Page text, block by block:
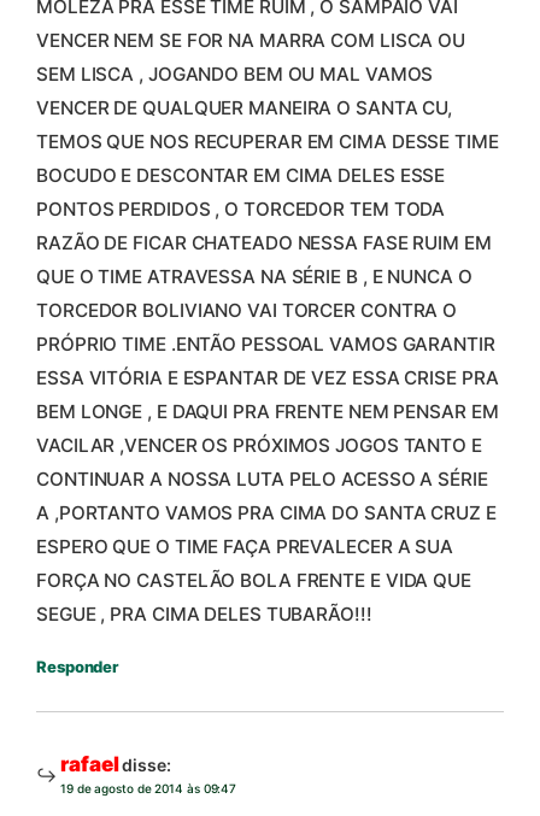
MOLEZA PRA ESSE TIME RUIM , O SAMPAIO VAI
VENCER NEM SE FOR NA MARRA COM LISCA OU
SEM LISCA , JOGANDO BEM OU MAL VAMOS
VENCER DE QUALQUER MANEIRA O SANTA CU,
TEMOS QUE NOS RECUPERAR EM CIMA DESSE TIME
BOCUDO E DESCONTAR EM CIMA DELES ESSE
PONTOS PERDIDOS , O TORCEDOR TEM TODA
RAZÃO DE FICAR CHATEADO NESSA FASE RUIM EM
QUE O TIME ATRAVESSA NA SÉRIE B , E NUNCA O
TORCEDOR BOLIVIANO VAI TORCER CONTRA O
PRÓPRIO TIME .ENTÃO PESSOAL VAMOS GARANTIR
ESSA VITÓRIA E ESPANTAR DE VEZ ESSA CRISE PRA
BEM LONGE , E DAQUI PRA FRENTE NEM PENSAR EM
VACILAR ,VENCER OS PRÓXIMOS JOGOS TANTO E
CONTINUAR A NOSSA LUTA PELO ACESSO A SÉRIE
A ,PORTANTO VAMOS PRA CIMA DO SANTA CRUZ E
ESPERO QUE O TIME FAÇA PREVALECER A SUA
FORÇA NO CASTELÃO BOLA FRENTE E VIDA QUE
SEGUE , PRA CIMA DELES TUBARÃO!!!
Responder
rafaeldisse:
19 de agosto de 2014 às 09:47